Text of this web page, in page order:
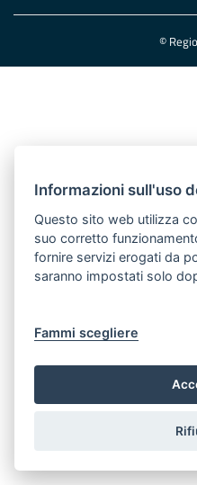
©
Informazioni sull'uso
Questo sito web utilizza
suo corretto
fornire servizi erogati da
saranno impostati solo
Fammi scegliere